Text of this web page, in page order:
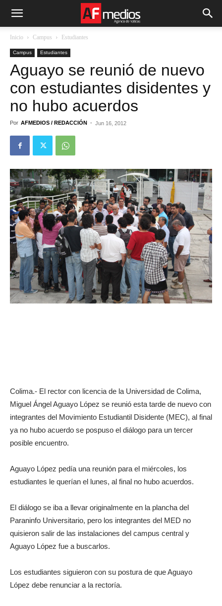
Inicio Campus Estudiantes
Campus Estudiantes
Aguayo se reunió de nuevo
con estudiantes disidentes y
no hubo acuerdos
Por AFMEDIOS / REDACCIÓN - Jun 16, 2012
Colima.- El rector con licencia de la Universidad de Colima,
Miguel Ángel Aguayo López se reunió esta tarde de nuevo con
integrantes del Movimiento Estudiantil Disidente (MEC), al final
ya no hubo acuerdo se pospuso el diálogo para un tercer
posible encuentro.
Aguayo López pedía una reunión para el miércoles, los
estudiantes le querían el lunes, al final no hubo acuerdos.
El diálogo se iba a llevar originalmente en la plancha del
Paraninfo Universitario, pero los integrantes del MED no
quisieron salir de las instalaciones del campus central y
Aguayo López fue a buscarlos.
Los estudiantes siguieron con su postura de que Aguayo
López debe renunciar a la rectoría.